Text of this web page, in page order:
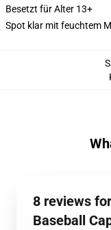
Besetzt für Alter 13+
Spot klar mit feuchtem
8 reviews
Baseball